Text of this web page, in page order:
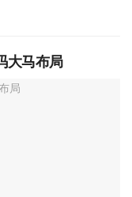
大马布局